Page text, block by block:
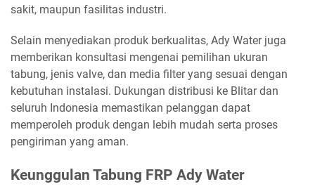
sakit, maupun fasilitas industri.
Selain menyediakan produk berkualitas, Ady Water juga
memberikan konsultasi mengenai pemilihan ukuran
tabung, jenis valve, dan media filter yang sesuai dengan
kebutuhan instalasi. Dukungan distribusi ke Blitar dan
seluruh Indonesia memastikan pelanggan dapat
memperoleh produk dengan lebih mudah serta proses
pengiriman yang aman.
Keunggulan Tabung FRP Ady Water